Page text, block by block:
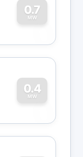
0.7
MW
0
0.4
MW
0